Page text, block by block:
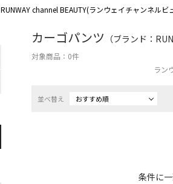
RUNWAY channel BEAUTY(ランウェイチャンネルビ
カーゴパンツ （ブランド：
対象商品： 0件
ラン
並べ替え おすすめ順
条件に